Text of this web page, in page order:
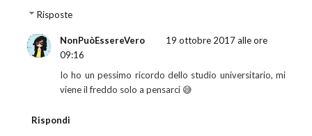
Risposte
NonPuòEssereVero
19 ottobre 2017 alle ore
09:16
Io ho un pessimo ricordo dello studio universitario, mi
viene il freddo solo a pensarci 😅
Rispondi